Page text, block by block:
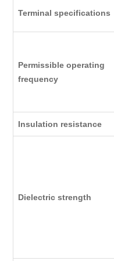
Terminal specifications
Permissible operating
frequency
Insulation resistance
Dielectric strength